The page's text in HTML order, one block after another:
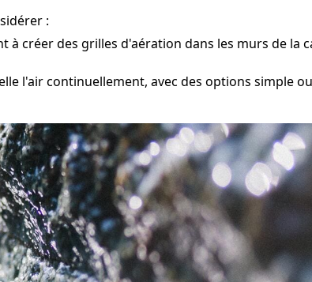
:
créer des grilles d'aération dans les murs de la
l'air continuellement, avec des options simple